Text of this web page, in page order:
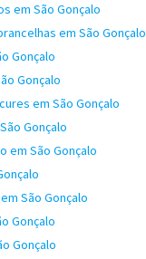
em São Gonçalo
em São Gonçalo
Gonçalo
Gonçalo
em São Gonçalo
Gonçalo
em São Gonçalo
São Gonçalo
Gonçalo
Gonçalo